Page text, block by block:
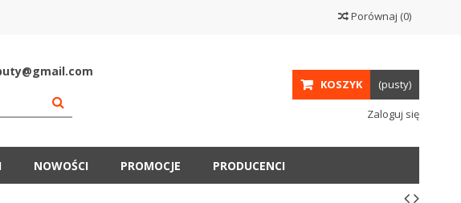
Porównaj (0)
KOSZYK (pusty)
Zaloguj się
NOWOŚCI PROMOCJE PRODUCENCI